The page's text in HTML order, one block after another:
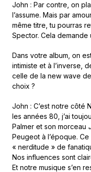
John : Par contre, on
l’assume. Mais par
même titre, tu pourras
Spector. Cela
Dans votre album, on
intimiste et à l’inverse,
celle de la new wave
choix ?
John : C’est notre côté
les années 80, j’ai
Palmer et son morceau
Peugeot à l’époque. Ce
« nerditude » de
Nos influences sont
Et notre musique s’en